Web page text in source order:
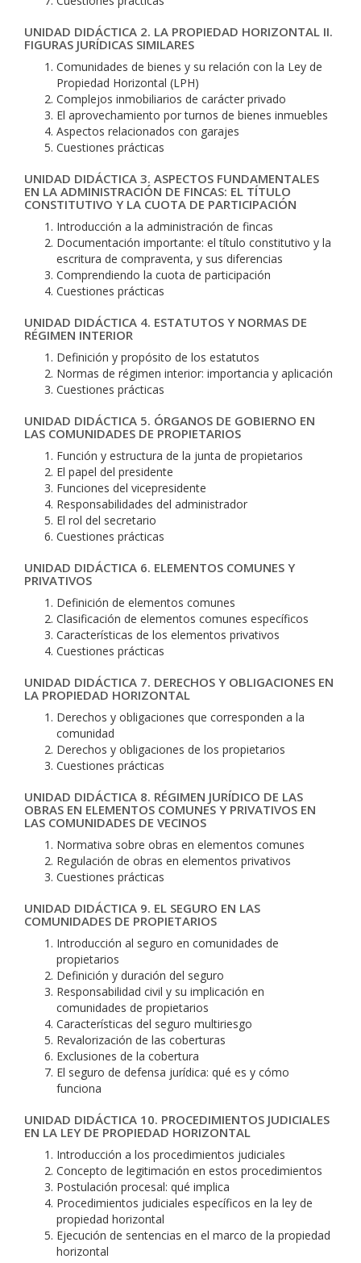
UNIDAD DIDÁCTICA 2. LA PROPIEDAD HORIZONTAL II.
FIGURAS JURÍDICAS SIMILARES
Comunidades de bienes y su relación con la Ley de
Propiedad Horizontal (LPH)
Complejos inmobiliarios de carácter privado
El aprovechamiento por turnos de bienes inmuebles
Aspectos relacionados con garajes
Cuestiones prácticas
UNIDAD DIDÁCTICA 3. ASPECTOS FUNDAMENTALES
EN LA ADMINISTRACIÓN DE FINCAS: EL TÍTULO
CONSTITUTIVO Y LA CUOTA DE PARTICIPACIÓN
Introducción a la administración de fincas
Documentación importante: el título constitutivo y la
escritura de compraventa, y sus diferencias
Comprendiendo la cuota de participación
Cuestiones prácticas
UNIDAD DIDÁCTICA 4. ESTATUTOS Y NORMAS DE
RÉGIMEN INTERIOR
Definición y propósito de los estatutos
Normas de régimen interior: importancia y aplicación
Cuestiones prácticas
UNIDAD DIDÁCTICA 5. ÓRGANOS DE GOBIERNO EN
LAS COMUNIDADES DE PROPIETARIOS
Función y estructura de la junta de propietarios
El papel del presidente
Funciones del vicepresidente
Responsabilidades del administrador
El rol del secretario
Cuestiones prácticas
UNIDAD DIDÁCTICA 6. ELEMENTOS COMUNES Y
PRIVATIVOS
Definición de elementos comunes
Clasificación de elementos comunes específicos
Características de los elementos privativos
Cuestiones prácticas
UNIDAD DIDÁCTICA 7. DERECHOS Y OBLIGACIONES EN
LA PROPIEDAD HORIZONTAL
Derechos y obligaciones que corresponden a la
comunidad
Derechos y obligaciones de los propietarios
Cuestiones prácticas
UNIDAD DIDÁCTICA 8. RÉGIMEN JURÍDICO DE LAS
OBRAS EN ELEMENTOS COMUNES Y PRIVATIVOS EN
LAS COMUNIDADES DE VECINOS
Normativa sobre obras en elementos comunes
Regulación de obras en elementos privativos
Cuestiones prácticas
UNIDAD DIDÁCTICA 9. EL SEGURO EN LAS
COMUNIDADES DE PROPIETARIOS
Introducción al seguro en comunidades de
propietarios
Definición y duración del seguro
Responsabilidad civil y su implicación en
comunidades de propietarios
Características del seguro multiriesgo
Revalorización de las coberturas
Exclusiones de la cobertura
El seguro de defensa jurídica: qué es y cómo
funciona
UNIDAD DIDÁCTICA 10. PROCEDIMIENTOS JUDICIALES
EN LA LEY DE PROPIEDAD HORIZONTAL
Introducción a los procedimientos judiciales
Concepto de legitimación en estos procedimientos
Postulación procesal: qué implica
Procedimientos judiciales específicos en la ley de
propiedad horizontal
Ejecución de sentencias en el marco de la propiedad
horizontal